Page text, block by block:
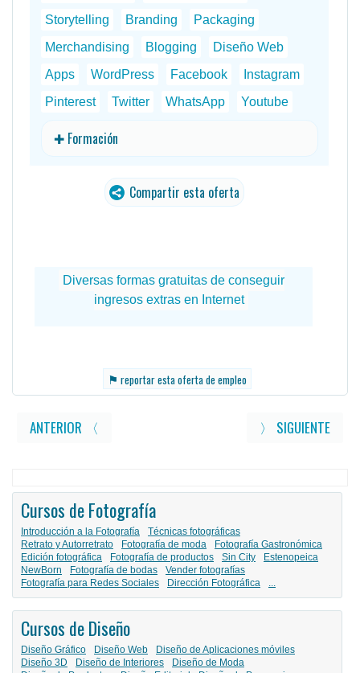
Storytelling
Branding
Packaging
Merchandising
Blogging
Diseño Web
Apps
WordPress Facebook
Instagram
Pinterest
Twitter WhatsApp Youtube
✚ Formación
Compartir esta oferta
⚑ reportar esta oferta de empleo
ANTERIOR 〈 〉 SIGUIENTE
Cursos de Fotografía
Introducción a la Fotografía
Técnicas fotográficas
Retrato y Autorretrato
Fotografía de moda
Fotografía Gastronómica
Edición fotográfica
Fotografía de productos Sin City
Estenopeica
NewBorn
Fotografía de bodas
Vender fotografías
Fotografía para Redes Sociales
Dirección Fotográfica ...
Cursos de Diseño
Diseño Gráfico Diseño Web
Diseño de Aplicaciones móviles
Diseño 3D
Diseño de Interiores
Diseño de Moda